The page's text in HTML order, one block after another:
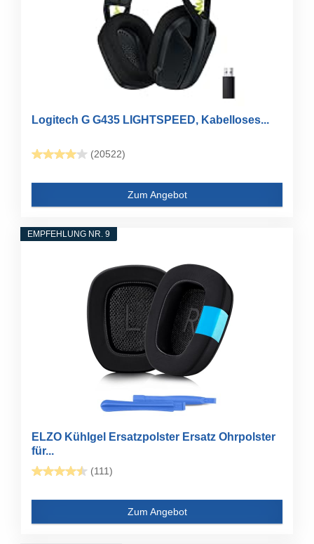
Logitech G G435 LIGHTSPEED, Kabelloses...
(20522)
Zum Angebot
EMPFEHLUNG NR. 9
ELZO Kühlgel Ersatzpolster Ersatz Ohrpolster
für...
(111)
Zum Angebot